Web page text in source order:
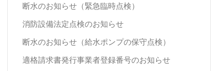
断水のお知らせ（緊急臨時点検）
消防設備法定点検のお知らせ
断水のお知らせ（給水ポンプの保守点検）
適格請求書発行事業者登録番号のお知らせ